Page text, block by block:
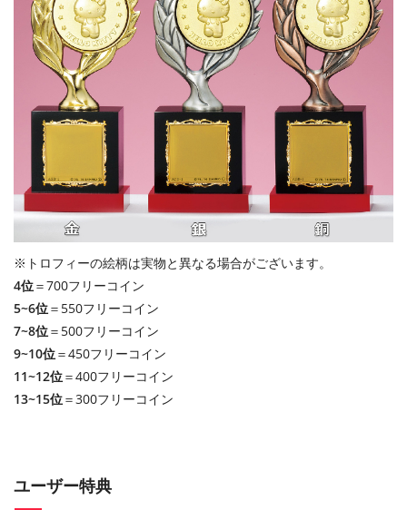
※トロフィーの絵柄は実物と異なる場合がございます。
4位＝700フリーコイン
5~6位＝550フリーコイン
7~8位＝500フリーコイン
9~10位＝450フリーコイン
11~12位＝400フリーコイン
13~15位＝300フリーコイン
ユーザー特典